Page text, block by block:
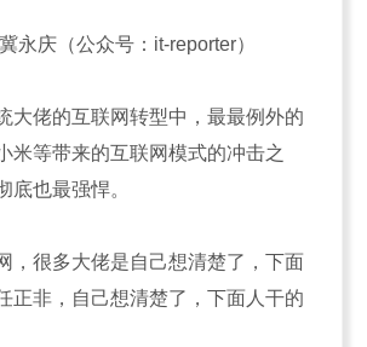
永庆（公众号：it-reporter）
大佬的互联网转型中，最最例外的
米等带来的互联网模式的冲击之
底也最强悍。
，很多大佬是自己想清楚了，下面
正非，自己想清楚了，下面人干的